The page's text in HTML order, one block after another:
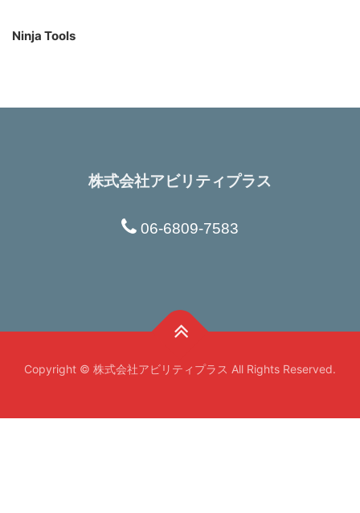
Ninja Tools
株式会社アビリティプラス
Copyright © 株式会社アビリティプラス All Rights Reserved.